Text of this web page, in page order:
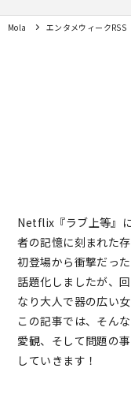
Mola エンタメウィークRSS
Netflix『ラブ上等』
者の記憶に刻まれた存
初登場から衝撃だっ
話題化しましたが、
なり大人で器の広い女
この記事では、そん
愛観、そして問題の
していきます！